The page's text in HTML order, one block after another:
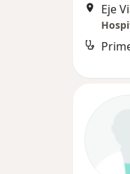
Eje